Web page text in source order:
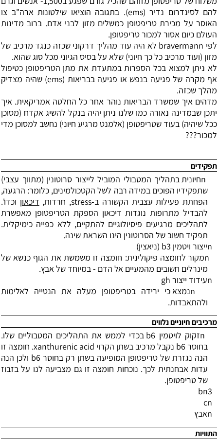
להם לסינדרום נדיר (ems). בתגובה הוציאו שילטונות ארה"ב צו
האוסר על מכירת טריפטופן כמשלים מזון לבני אדם. ברוב מדינות
העולם כיום אסור למכור טריפטופן.
לפי bravermann לא היה עוד מהליך דרקוני שכזה כנגד מרכיב של
מזון (ועוד מרכיב כל כך חיוני) שלא על בסיס הגיוני מכל סוג שהוא.
לא ניתן למצוא בכל הספרות במתעדת את מתן הטריפטופן כטיפול
אף מקרה של פגיעה בנפש או פגיעה בבריאות (ems) שהיה מצדיק
מהלך שכזה.
מדהים איך שמשרד הבריאות נוהר אחר כל החלטה אמריקאית. איך
יתכן שבמדינה נאורה כמו שלנו ניתן יהיה בנקל להשיג אקדח (מסוכן
ככל שיהיה) בעוד שטריפטופן (אלמנט מרגיע חיוני) נחשב למסוכן מדי
למכור???
תפקידים
nחיונית בתהליך המטבולי המוביל לייצור סרוטונין (מתווך עצבי)
שתפקידיו הפוכים במידה רבה לשל הקטכולמינים, כלומר: הרגעה,
הפחתת פעילות עצבית הקשורה ב-stress, חרדות, דיכאון וכדו'.
להבדיל מתרופות נוגדות דיכאון הספקת הטריפטופן מאפשרת
לתהליכים מרגיעים פיסיולוגיים להתקיים, ללא כפייה כימיקלית.
תפקיד חשוב של הסרוטונין הינו השראת שינה.
nייצור ויטמין 3 b (ניאצין)
nמקור לחומצה פיקולינית: חומצה זו משמשת את הגוף כנשא של
מינרלים חשובים מהמעיים אל הדם - במיוחד של אבץ.
nעידוד ייצור gh
nנמצא כי ירידה בטריפטופן מעלה את הנטייה לאלימות
ולהתאבדות.
מרכיבים חיוניים נלווים
nזקוק לויטמין 6 b בכדי לממש את התהליכים המטבוליים שלו.
בחוסר 6 b נקבל מרכיב בשתן הקרוי xanthurenic acid. חומצה זו
הנה נגזרת של טריפטופן המופיעה בשתן רק בחוסר 6
b ולכן הנה
עדות אבחנתית לכך. נוכחות חומצה זו גם מצביעה לנו על בזבוז
של טריפטופן.
n3
b
n
c
nאבץ
התוויות